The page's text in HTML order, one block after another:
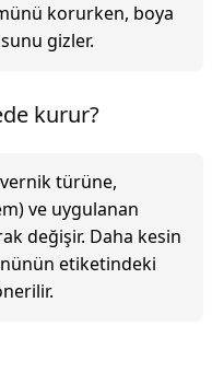
korurken, boya
gizler.
kurur?
türüne,
ve uygulanan
değişir. Daha kesin
etiketindeki